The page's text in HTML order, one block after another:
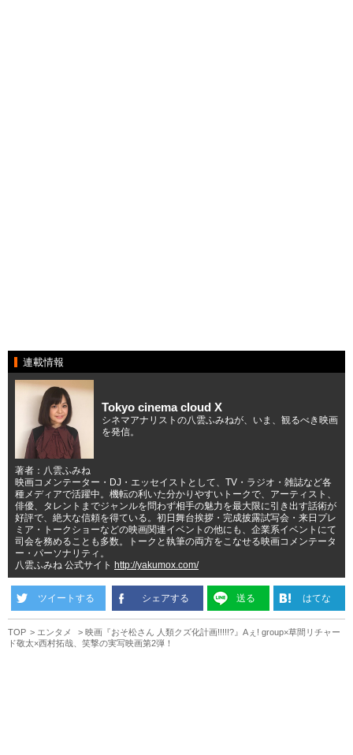
連載情報
Tokyo cinema cloud X
シネマアナリストの八雲ふみねが、いま、観るべき映画
を発信。
著者：八雲ふみね
映画コメンテーター・DJ・エッセイストとして、TV・ラジオ・雑誌など各
種メディアで活躍中。機転の利いた分かりやすいトークで、アーティスト、
俳優、タレントまでジャンルを問わず相手の魅力を最大限に引き出す話術が
好評で、絶大な信頼を得ている。初日舞台挨拶・完成披露試写会・来日プレ
ミア・トークショーなどの映画関連イベントの他にも、企業系イベントにて
司会を務めることも多数。トークと執筆の両方をこなせる映画コメンテータ
ー・パーソナリティ。
八雲ふみね 公式サイト
http://yakumox.com/
ツイートする シェアする 送る はてな
TOP エンタメ
映画『おそ松さん 人類クズ化計画!!!!!?』Aぇ! group×草間リチャー
ド敬太×西村拓哉、笑撃の実写映画第2弾！